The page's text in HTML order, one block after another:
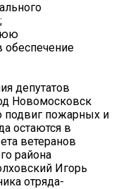
обеспечение
депутатов
Новомосковск
подвиг пожарных и
остаются в
ветеранов
района
Игорь
отряда-